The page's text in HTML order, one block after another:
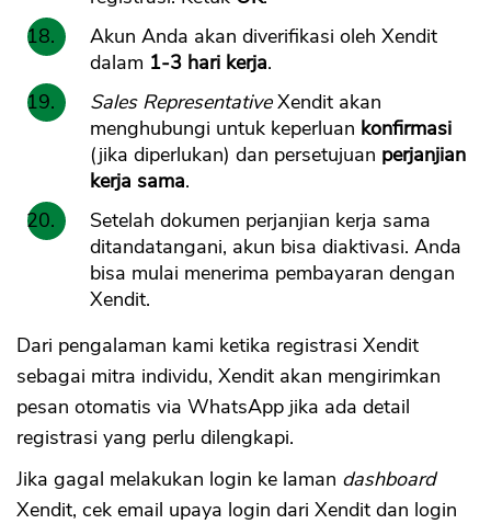
Akun Anda akan diverifikasi oleh Xendit
dalam 1-3 hari kerja.
Sales RepresentativeXendit akan
menghubungi untuk keperluan konfirmasi
(jika diperlukan) dan persetujuan perjanjian
kerja sama.
Setelah dokumen perjanjian kerja sama
ditandatangani, akun bisa diaktivasi. Anda
bisa mulai menerima pembayaran dengan
Xendit.
Dari pengalaman kami ketika registrasi Xendit
sebagai mitra individu, Xendit akan mengirimkan
pesan otomatis via WhatsApp jika ada detail
registrasi yang perlu dilengkapi.
Jika gagal melakukan login ke laman dashboard
Xendit, cek email upaya login dari Xendit dan login